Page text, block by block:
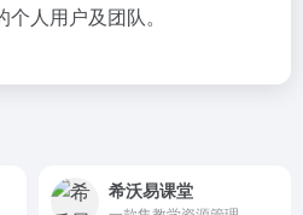
人用户及团队。
希沃易课堂